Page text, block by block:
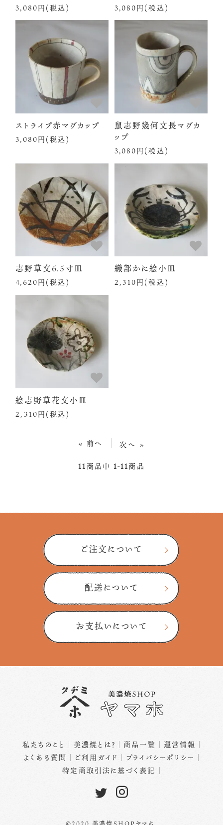
3,080円(税込) 3,080円(税込)
ストライプ赤マグカップ
3,080円(税込)
鼠志野幾何文長マグカ
ップ
3,080円(税込)
志野草文6.5寸皿
4,620円(税込)
織部かに絵小皿
2,310円(税込)
絵志野草花文小皿
2,310円(税込)
« 前へ 次へ »
11商品中 1-11商品
ご注文について
配送について
お支払いについて
私たちのこと 美濃焼とは？ 商品一覧
運営情報
よくある質問
ご利用ガイド
プライバシーポリシー
特定商取引法に基づく表記